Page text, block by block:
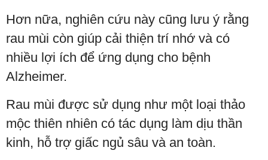
Hơn nữa, nghiên cứu này cũng lưu ý rằng
rau mùi còn giúp cải thiện trí nhớ và có
nhiều lợi ích để ứng dụng cho bệnh
Alzheimer.
Rau mùi được sử dụng như một loại thảo
mộc thiên nhiên có tác dụng làm dịu thần
kinh, hỗ trợ giấc ngủ sâu và an toàn.